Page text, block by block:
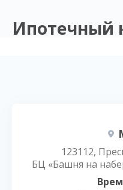
Ипотечный
123112,
БЦ «Башня на